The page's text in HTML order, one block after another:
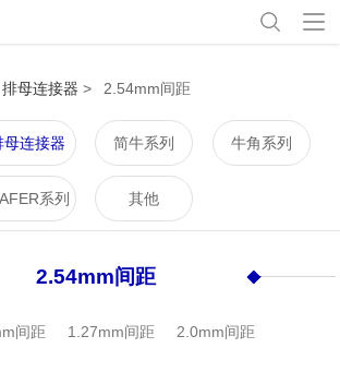
排母连接器 > 2.54mm间距
母连接器 简牛系列 牛角系列
系列 其他
2.54mm间距
间距 1.27mm间距
2.0mm间距